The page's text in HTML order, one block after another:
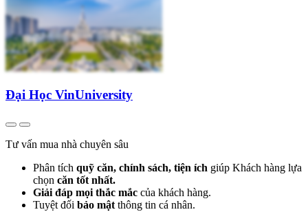
Đại Học VinUniversity
Tư vấn mua nhà chuyên sâu
Phân tích quỹ căn, chính sách, tiện ích giúp Khách hàng lựa
chọn căn tốt nhất.
Giải đáp mọi thắc mắc của khách hàng.
Tuyệt đối bảo mậtthông tin cá nhân.